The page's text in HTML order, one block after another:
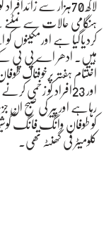
ہنگامی حالات سے
کردیاگیا ہے
ہیں۔ ادھر اے پی پی کے
اختتام ہفتہ پرخوفناک
اور 23افراد کو
رہاہے اور پیر کی صبح ان
کلومیٹر فی گھنٹہ تھی۔